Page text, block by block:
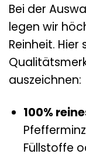
Bei der
legen wir
Reinheit.
auszeichnen:
100%
Füllstoffe